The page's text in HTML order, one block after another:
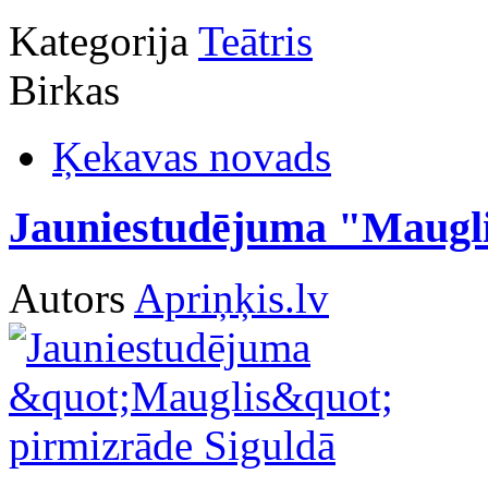
Kategorija Teātris
Birkas
Ķekavas novads
Jauniestudējuma
Autors Apriņķis.lv